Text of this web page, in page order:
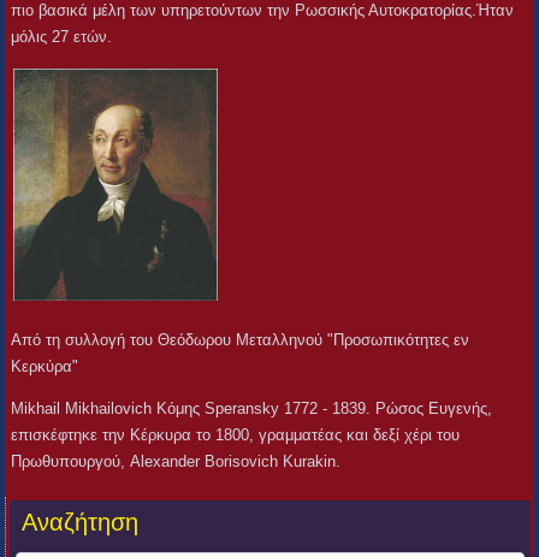
πιο βασικά μέλη των υπηρετούντων την Ρωσσικής Αυτοκρατορίας.Ήταν
μόλις 27 ετών.
Από τη συλλογή του Θεόδωρου Μεταλληνού "Προσωπικότητες εν
Κερκύρα"
Mikhail Mikhailovich Κόμης Speransky 1772 - 1839. Ρώσος Ευγενής,
επισκέφτηκε την Κέρκυρα το 1800, γραμματέας και δεξί χέρι του
Πρωθυπουργού, Alexander Borisovich Kurakin.
Αναζήτηση